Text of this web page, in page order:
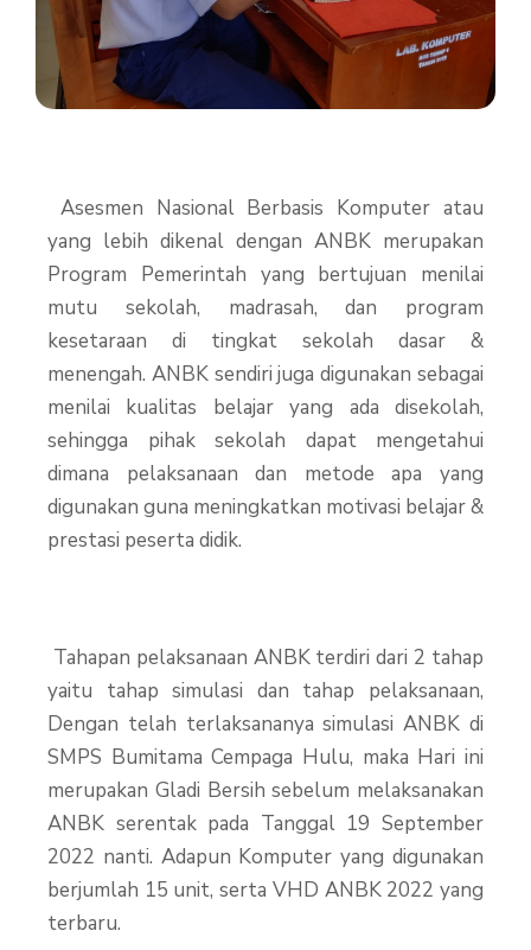
Asesmen Nasional Berbasis Komputer atau
yang lebih dikenal dengan ANBK merupakan
Program Pemerintah yang bertujuan menilai
mutu sekolah, madrasah, dan program
kesetaraan di tingkat sekolah dasar &
menengah. ANBK sendiri juga digunakan sebagai
menilai kualitas belajar yang ada disekolah,
sehingga pihak sekolah dapat mengetahui
dimana pelaksanaan dan metode apa yang
digunakan guna meningkatkan motivasi belajar &
prestasi peserta didik.
Tahapan pelaksanaan ANBK terdiri dari 2 tahap
yaitu tahap simulasi dan tahap pelaksanaan,
Dengan telah terlaksananya simulasi ANBK di
SMPS Bumitama Cempaga Hulu, maka Hari ini
merupakan Gladi Bersih sebelum melaksanakan
ANBK serentak pada Tanggal 19 September
2022 nanti. Adapun Komputer yang digunakan
berjumlah 15 unit, serta VHD ANBK 2022 yang
terbaru.